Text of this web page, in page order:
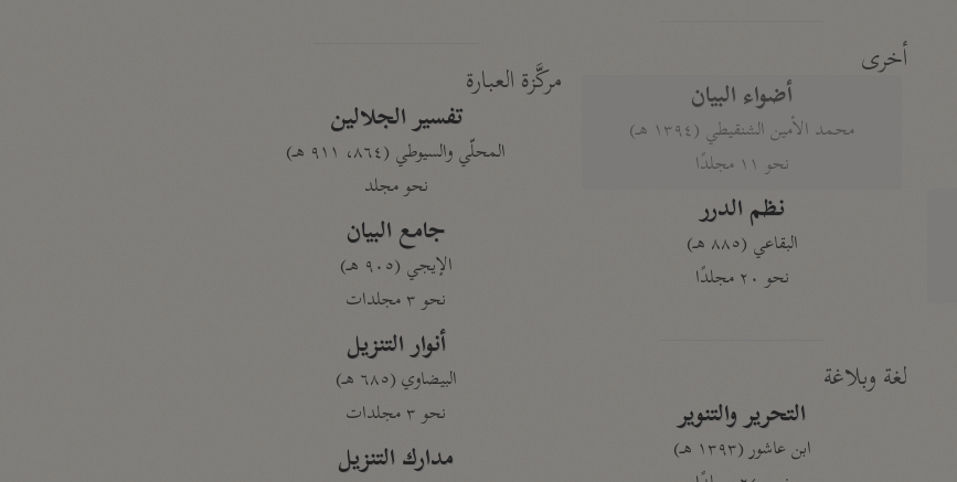
أخرى
أضواء البيان
محمد الأمين الشنقيطي (١٣٩٤ هـ)
نحو ١١ مجلدًا
نظم الدرر
البقاعي (٨٨٥ هـ)
نحو ٢٠ مجلدًا
لغة وبلاغة
التحرير والتنوير
ابن عاشور (١٣٩٣ هـ)
مركَّزة العبارة
تفسير الجلالين
المحلّي والسيوطي (٨٦٤، ٩١١ هـ)
نحو مجلد
جامع البيان
الإيجي (٩٠٥ هـ)
نحو ٣ مجلدات
أنوار التنزيل
البيضاوي (٦٨٥ هـ)
نحو ٣ مجلدات
مدارك التنزيل